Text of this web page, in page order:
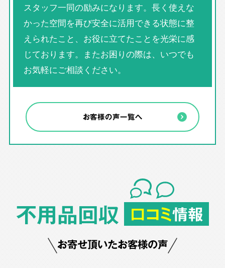
スタッフ一同の励みになります。長く使えな
かった空間を再び安全に活用できる状態に整
えられたこと、お役に立てたことを光栄に感
じております。またお困りの際は、いつでも
お気軽にご相談ください。
お客様の声一覧へ
不用品回収 口コミ情報
お寄せ頂いたお客様の声